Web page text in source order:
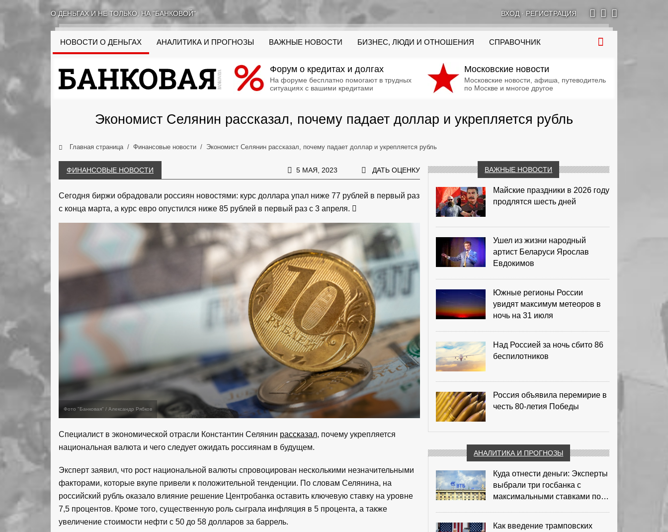
О ДЕНЬГАХ И НЕ ТОЛЬКО, НА "БАНКОВОЙ" ВХОД· РЕГИСТРАЦИЯ
НОВОСТИ О ДЕНЬГАХ АНАЛИТИКА И ПРОГНОЗЫ ВАЖНЫЕ НОВОСТИ БИЗНЕС, ЛЮДИ И ОТНОШЕНИЯ СПРАВОЧНИК
Форум о кредитах и долгах
На форуме бесплатно помогают в трудных
ситуациях с вашими кредитами
Московские новости
Московские новости, афиша, путеводитель
по Москве и многое другое
Экономист Селянин рассказал, почему падает доллар и укрепляется рубль
Главная страница Финансовые новости Экономист Селянин рассказал, почему падает доллар и укрепляется рубль
ФИНАНСОВЫЕ НОВОСТИ 5 МАЯ, 2023 ДАТЬ ОЦЕНКУ
Сегодня биржи обрадовали россиян новостями: курс доллара упал ниже 77 рублей в первый раз
с конца марта, а курс евро опустился ниже 85 рублей в первый раз с 3 апреля.
Фото "Банковая" / Александр Рябков
Специалист в экономической отрасли Константин Селянин рассказал, почему укрепляется
национальная валюта и чего следует ожидать россиянам в будущем.
Эксперт заявил, что рост национальной валюты спровоцирован несколькими незначительными
факторами, которые вкупе привели к положительной тенденции. По словам Селянина, на
российский рубль оказало влияние решение Центробанка оставить ключевую ставку на уровне
7,5 процентов. Кроме того, существенную роль сыграла инфляция в 5 процента, а также
увеличение стоимости нефти с 50 до 58 долларов за баррель.
ВАЖНЫЕ НОВОСТИ
Майские праздники в 2026 году
продлятся шесть дней
Ушел из жизни народный
артист Беларуси Ярослав
Евдокимов
Южные регионы России
увидят максимум метеоров в
ночь на 31 июля
Над Россией за ночь сбито 86
беспилотников
Россия объявила перемирие в
честь 80-летия Победы
АНАЛИТИКА И ПРОГНОЗЫ
Куда отнести деньги: Эксперты
выбрали три госбанка с
максимальными ставками по
Как введение трамповских